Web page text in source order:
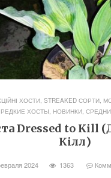
ХОСТИ, STREAKED СОРТИ,
РЕДКИЕ ХОСТЫ, НОВИНКИ,
Dressed to Kill
Кілл)
2024 1363